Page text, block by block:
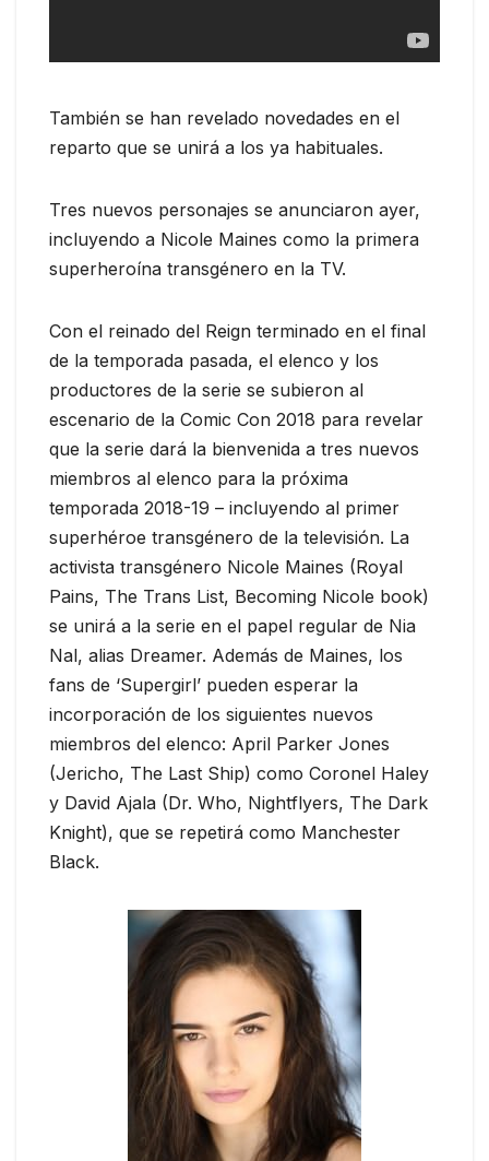
También se han revelado novedades en el
reparto que se unirá a los ya habituales.
Tres nuevos personajes se anunciaron ayer,
incluyendo a Nicole Maines como la primera
superheroína transgénero en la TV.
Con el reinado del Reign terminado en el final
de la temporada pasada, el elenco y los
productores de la serie se subieron al
escenario de la Comic Con 2018 para revelar
que la serie dará la bienvenida a tres nuevos
miembros al elenco para la próxima
temporada 2018-19 – incluyendo al primer
superhéroe transgénero de la televisión. La
activista transgénero Nicole Maines (Royal
Pains, The Trans List, Becoming Nicole book)
se unirá a la serie en el papel regular de Nia
Nal, alias Dreamer. Además de Maines, los
fans de ‘Supergirl’ pueden esperar la
incorporación de los siguientes nuevos
miembros del elenco: April Parker Jones
(Jericho, The Last Ship) como Coronel Haley
y David Ajala (Dr. Who, Nightflyers, The Dark
Knight), que se repetirá como Manchester
Black.